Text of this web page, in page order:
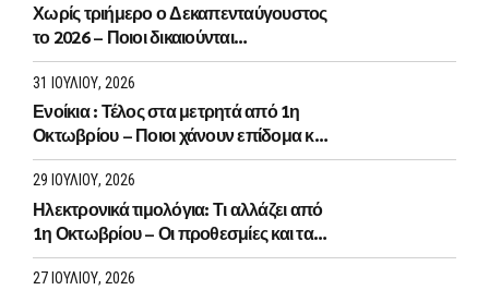
Χωρίς τριήμερο ο Δεκαπενταύγουστος
το 2026 – Ποιοι δικαιούνται
προσαύξηση 75%
31 ΙΟΥΛΊΟΥ, 2026
Ενοίκια : Τέλος στα μετρητά από 1η
Οκτωβρίου – Ποιοι χάνουν επίδομα και
έκπτωση 5%
29 ΙΟΥΛΊΟΥ, 2026
Ηλεκτρονικά τιμολόγια: Τι αλλάζει από
1η Οκτωβρίου – Οι προθεσμίες και τα
πρόστιμα
27 ΙΟΥΛΊΟΥ, 2026